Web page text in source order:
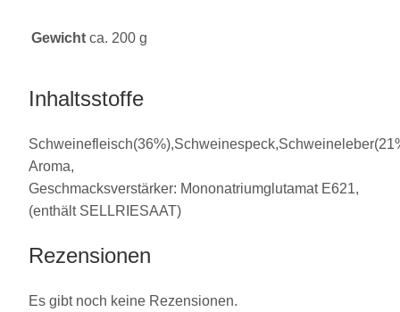
Gewicht ca. 200 g
Inhaltsstoffe
Aroma,
Geschmacksverstärker: Mononatriumglutamat E621,
(enthält SELLRIESAAT)
Rezensionen
Es gibt noch keine Rezensionen.